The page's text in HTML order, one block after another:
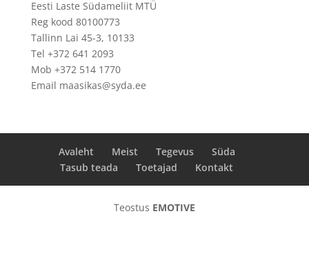
Eesti Laste Südameliit MTÜ
Reg kood 80100773
Tallinn Lai 45-3, 10133
Tel +372 641 2093
Mob +372 514 1770
Email maasikas@syda.ee
Avaleht Meist Tegevus
Süda
Tasub teada
Toetajad Kontakt
Teostus EMOTIVE